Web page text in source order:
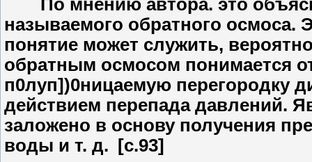
называемого обратного осмоса.
понятие может служить,
обратным осмосом понимается
п0луп])0ницаемую перегородку
действием перепада давлений.
заложено в основу получения
воды и т. д. [c.93]